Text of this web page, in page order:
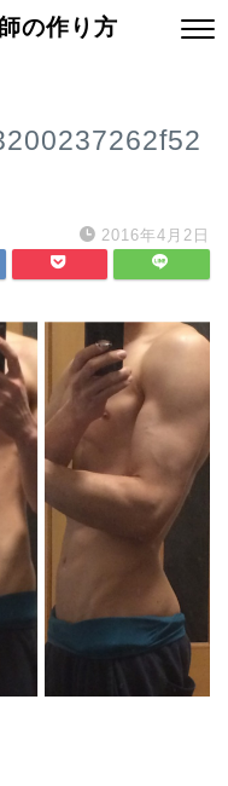
の作り方
2016年4月2日